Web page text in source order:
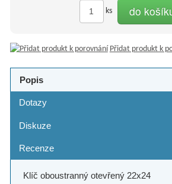
ks do
Přidat produkt k
Popis
Dotazy
Diskuze
Recenze
Klíč oboustranný otevřený 22x24